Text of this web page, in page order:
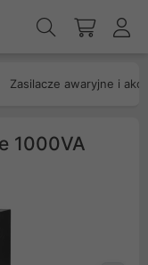
Zasilacze awaryjne i
1000VA